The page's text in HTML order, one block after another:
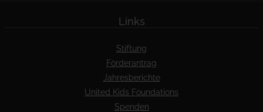
Links
Stiftung
Förderantrag
Jahresberichte
United Kids Foundations
Spenden